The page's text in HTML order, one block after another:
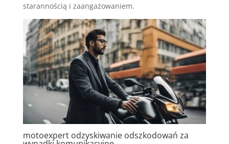
starannością i zaangażowaniem.
motoexpert odzyskiwanie odszkodowań za